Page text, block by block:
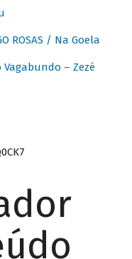
ROSAS / Na Goela
Vagabundo – Zezé